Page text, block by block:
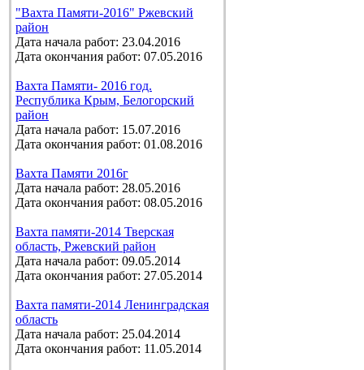
"Вахта Памяти-2016" Ржевский
район
Дата начала работ: 23.04.2016
Дата окончания работ: 07.05.2016
Вахта Памяти- 2016 год.
Республика Крым, Белогорский
район
Дата начала работ: 15.07.2016
Дата окончания работ: 01.08.2016
Вахта Памяти 2016г
Дата начала работ: 28.05.2016
Дата окончания работ: 08.05.2016
Вахта памяти-2014 Тверская
область, Ржевский район
Дата начала работ: 09.05.2014
Дата окончания работ: 27.05.2014
Вахта памяти-2014 Ленинградская
область
Дата начала работ: 25.04.2014
Дата окончания работ: 11.05.2014